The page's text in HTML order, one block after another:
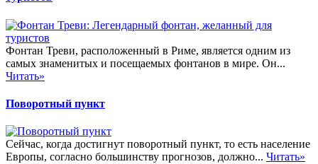
Фонтан Треви, расположенный в Риме, является одним из
самых знаменитых и посещаемых фонтанов в мире. Он...
Читать»
Поворотный пункт
Сейчас, когда достигнут поворотный пункт, то есть население
Европы, согласно большинству прогнозов, должно... Читать»